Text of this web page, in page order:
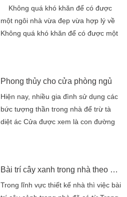
khi loài người biết tìm nơi để xây nhà
cho mình, những kiến trúc này đã gắn
liền […]
Không quá khó khăn để có được
một ngôi nhà vừa đẹp vừa hợp lý về
Không quá khó khăn để có được một
toàn tự mình có thể xem phong thủy
ho ngôi nhàmình. Có thể bạn quan
tâm1. Đứngtrước cửa nhà, nhìn ra
ngoài và xem […]
Phong thủy cho cửa phòng ngủ
Hiện nay, nhiều gia đình sử dụng các
bức tượng thần trong nhà để trừ tà
diệt ác Cửa được xem là con đường
ngủ, bạn nên chú ý tránh gương
chiếu vào, để tượng thần đối diện…
Bài trí cây xanh trong nhà theo phong thủy
Trong lĩnh vực thiết kế nhà thì việc bài